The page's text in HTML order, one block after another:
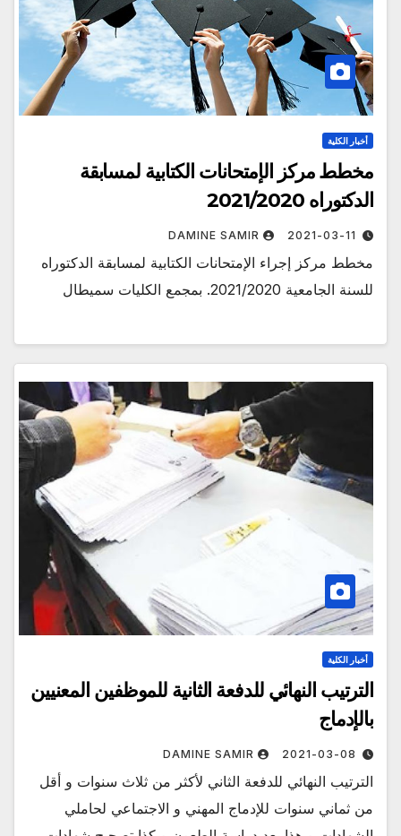
أخبار الكلية
مخطط مركز الإمتحانات الكتابية لمسابقة
الدكتوراه 2021/2020
2021-03-11
DAMINE SAMIR
مخطط مركز إجراء الإمتحانات الكتابية لمسابقة الدكتوراه
للسنة الجامعية 2021/2020. بمجمع الكليات سميطال
أخبار الكلية
الترتيب النهائي للدفعة الثانية للموظفين المعنيين
بالإدماج
2021-03-08
DAMINE SAMIR
الترتيب النهائي للدفعة الثاني لأكثر من ثلاث سنوات و أقل
من ثماني سنوات للإدماج المهني و الاجتماعي لحاملي